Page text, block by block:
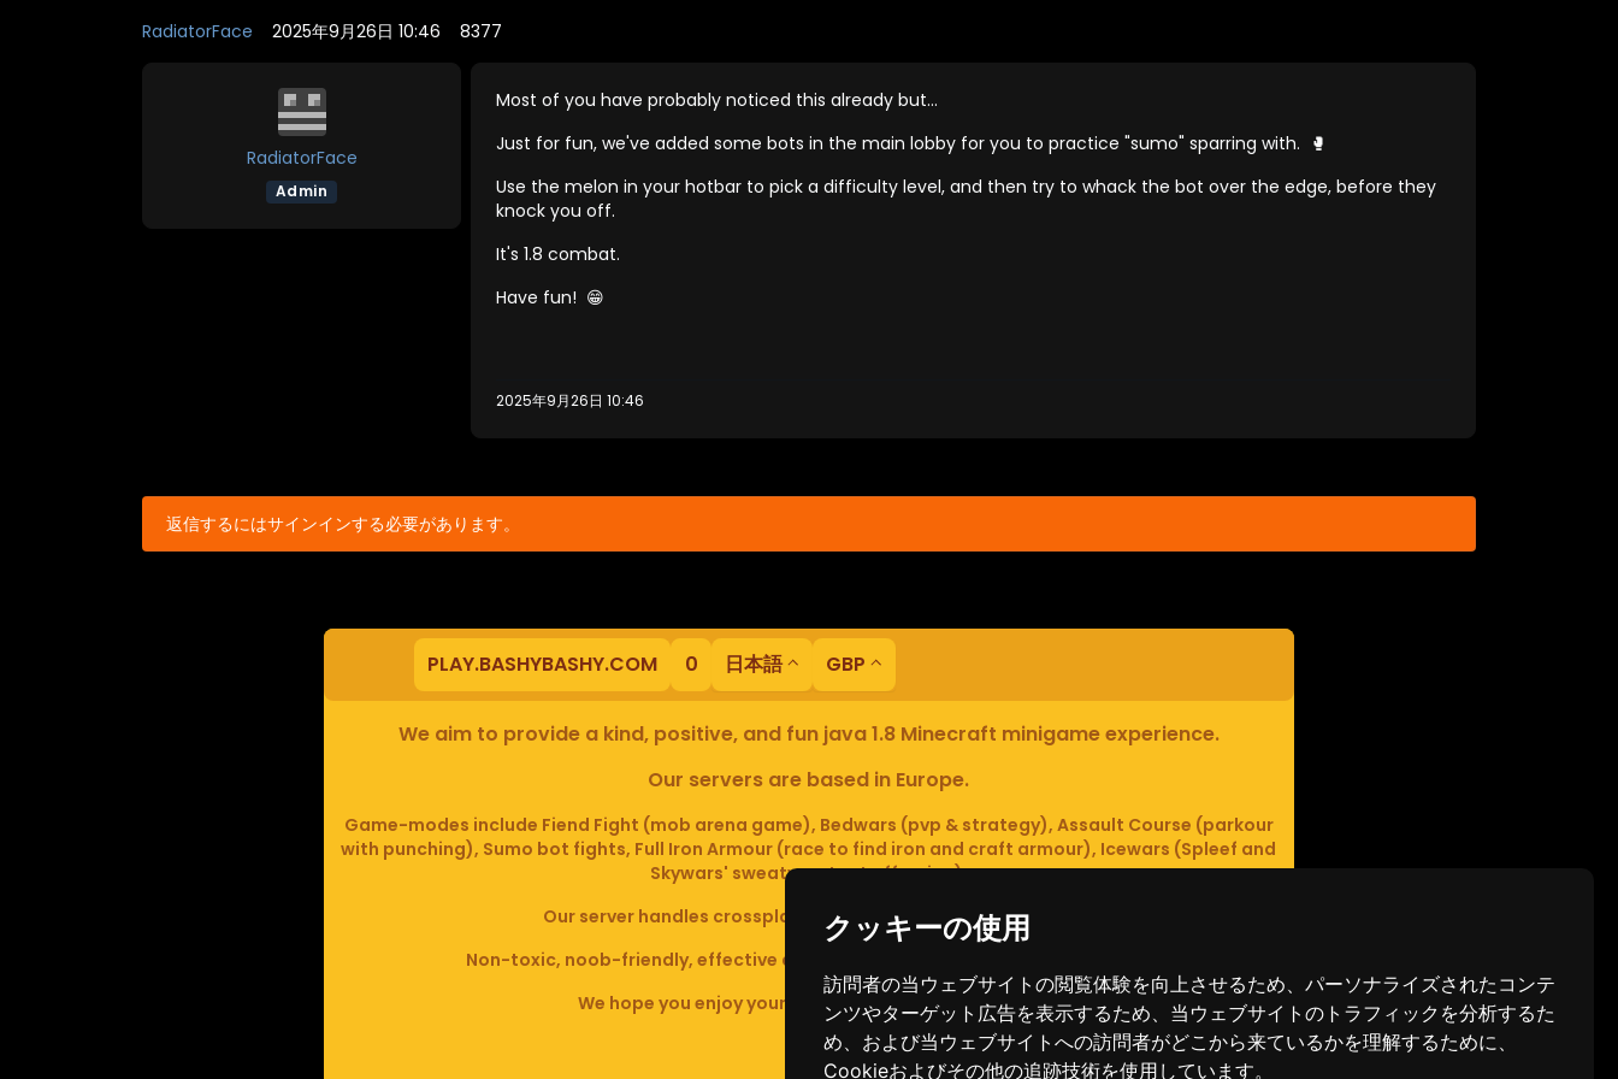
クッキーの使用
訪問者の当ウェブサイトの閲覧体験を向上させるため、パーソナライズされたコンテ
ンツやターゲット広告を表示するため、当ウェブサイトのトラフィックを分析するた
め、および当ウェブサイトへの訪問者がどこから来ているかを理解するために、
Cookieおよびその他の追跡技術を使用しています。
RadiatorFace 2025年9月26日 10:46 8377
RadiatorFace
Admin
Most of you have probably noticed this already but...
Just for fun, we've added some bots in the main lobby for you to practice "sumo" sparring with. 🥊
Use the melon in your hotbar to pick a difficulty level, and then try to whack the bot over the edge, before they
knock you off.
It's 1.8 combat.
Have fun! 😁
2025年9月26日 10:46
返信するにはサインインする必要があります。
PLAY.BASHYBASHY.COM 0 日本語 GBP
We aim to provide a kind, positive, and fun java 1.8 Minecraft minigame experience.
Our servers are based in Europe.
Game-modes include Fiend Fight (mob arena game), Bedwars (pvp & strategy), Assault Course (parkour
with punching), Sumo bot fights, Full Iron Armour (race to find iron and craft armour), Icewars (Spleef and
Skywars' sweaty mutant offspring).
Our server handles crossplay (Bedrock and java 1.8 - latest).
Non-toxic, noob-friendly, effective anticheat, and zero tolerance of hackers.
We hope you enjoy your time playing at BashyBashy!